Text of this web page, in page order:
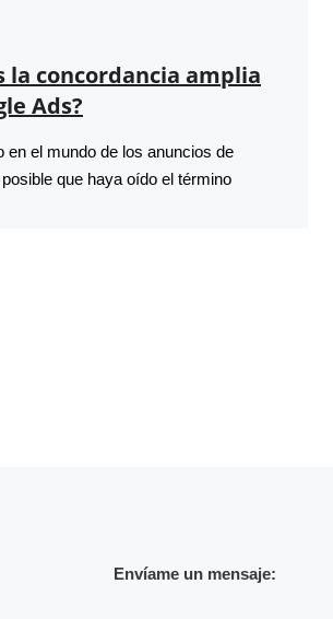
la concordancia amplia
Ads?
en el mundo de los anuncios de
que haya oído el término
Envíame un mensaje: